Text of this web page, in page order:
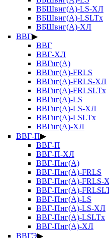
ВБШвнг(А)-LS-ХЛ
ВБШвнг(А)-LSLTx
ВБШвнг(А)-ХЛ
ВВГ▶
ВВГ
ВВГ-ХЛ
ВВГнг(А)
ВВГнг(А)-FRLS
ВВГнг(А)-FRLS-ХЛ
ВВГнг(А)-FRLSLTx
ВВГнг(А)-LS
ВВГнг(А)-LS-ХЛ
ВВГнг(А)-LSLTx
ВВГнг(А)-ХЛ
ВВГ-П▶
ВВГ-П
ВВГ-П-ХЛ
ВВГ-Пнг(А)
ВВГ-Пнг(А)-FRLS
ВВГ-Пнг(А)-FRLS-
ВВГ-Пнг(А)-
ВВГ-Пнг(А)-LS
ВВГ-Пнг(А)-LS-ХЛ
ВВГ-Пнг(А)-LSLTx
ВВГ-Пнг(А)-ХЛ
ВВГЭ▶